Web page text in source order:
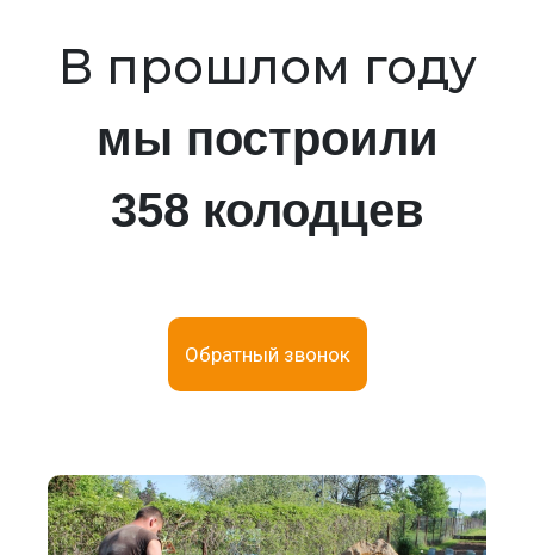
В прошлом году
мы построили
358 колодцев
Обратный звонок